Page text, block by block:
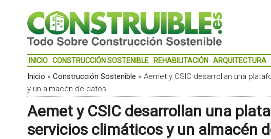
INICIO CONSTRUCCIÓN SOSTENIBLE REHABILITACIÓN ARQUITECTURA
Inicio » Construcción Sostenible » Aemet y CSIC desarrollan una
y un almacén de datos
Aemet y CSIC desarrollan una
servicios climáticos y un almacén